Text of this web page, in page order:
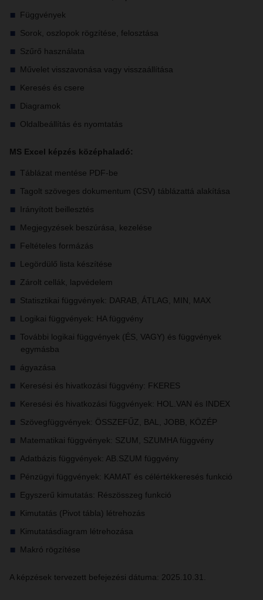
Függvények
Sorok, oszlopok rögzítése, felosztása
Szűrő használata
Művelet visszavonása vagy visszaállítása
Keresés és csere
Diagramok
Oldalbeállítás és nyomtatás
MS Excel képzés középhaladó:
Táblázat mentése PDF-be
Tagolt szöveges dokumentum (CSV) táblázattá alakítása
Irányított beillesztés
Megjegyzések beszúrása, kezelése
Feltételes formázás
Legördülő lista készítése
Zárolt cellák, lapvédelem
Statisztikai függvények: DARAB, ÁTLAG, MIN, MAX
Logikai függvények: HA függvény
További logikai függvények (ÉS, VAGY) és függvények
egymásba
ágyazása
Keresési és hivatkozási függvény: FKERES
Keresési és hivatkozási függvények: HOL.VAN és INDEX
Szövegfüggvények: ÖSSZEFŰZ, BAL, JOBB, KÖZÉP
Matematikai függvények: SZUM, SZUMHA függvény
Adatbázis függvények: AB.SZUM függvény
Pénzügyi függvények: KAMAT és célértékkeresés funkció
Egyszerű kimutatás: Részösszeg funkció
Kimutatás (Pivot tábla) létrehozás
Kimutatásdiagram létrehozása
Makró rögzítése
A képzések tervezett befejezési dátuma: 2025.10.31.